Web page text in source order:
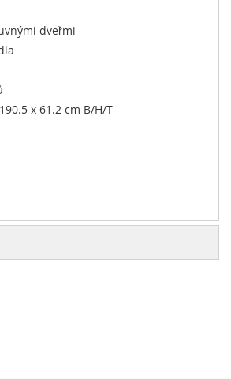
dveřmi
x 61.2 cm B/H/T